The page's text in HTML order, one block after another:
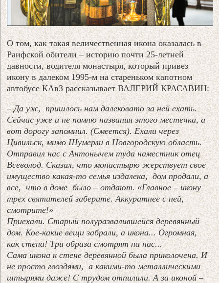
О том, как такая величественная икона оказалась в
Раифской обители – историю почти 25-летней
давности, водителя монастыря, который привез
икону в далеком 1995-м на стареньком капотном
автобусе КАвЗ рассказывает ВАЛЕРИЙ КРАСАВИН:
– Да уж, пришлось нам далековато за ней ехать.
Сейчас уже и не помню названия этого местечка, а
вот дорогу запомнил. (Смеется). Ехали через
Цивильск, мимо Шумерли в Новгородскую область.
Отправил нас с Антонычем туда наместник отец
Всеволод. Сказал, что монастырю жерствует свое
имущество какая-то семья издалека, дом продали, а
все, что в доме было – отдают. «Главное – икону
трех святителей заберите. Аккуратнее с ней,
смотрите!»
Приехали. Старый полуразвалившейся деревянный
дом. Кое-какие вещи забрали, а икона... Огромная,
как стена! Три образа смотрят на нас...
Сама икона к стене деревянной была приколочена. И
не просто гвоздями, а какими-то металлическими
штырями даже! С трудом отпилили. А за иконой –